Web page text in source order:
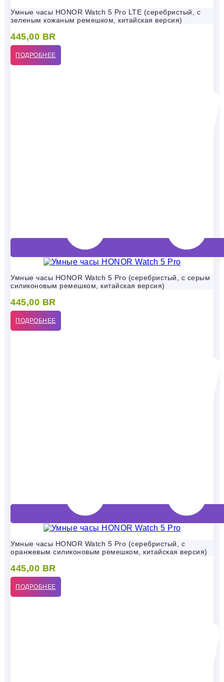
Умные часы HONOR Watch 5 Pro LTE (серебристый, с
зеленым кожаным ремешком, китайская версия)
445,00 BR
ПОДРОБНЕЕ
Умные часы HONOR Watch 5 Pro (серебристый, с серым
силиконовым ремешком, китайская версия)
445,00 BR
ПОДРОБНЕЕ
Умные часы HONOR Watch 5 Pro (серебристый, с
оранжевым силиконовым ремешком, китайская версия)
445,00 BR
ПОДРОБНЕЕ